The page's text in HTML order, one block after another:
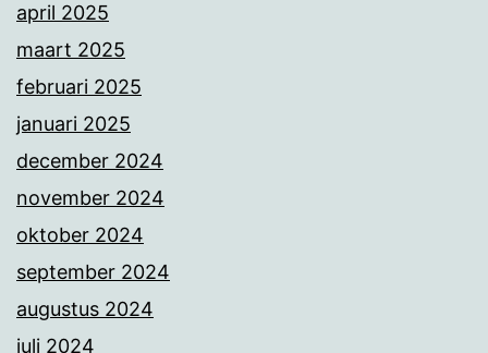
april 2025
maart 2025
februari 2025
januari 2025
december 2024
november 2024
oktober 2024
september 2024
augustus 2024
juli 2024